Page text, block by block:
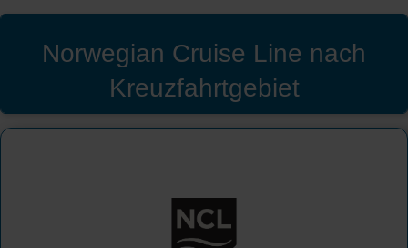
Norwegian Cruise Line nach
Kreuzfahrtgebiet